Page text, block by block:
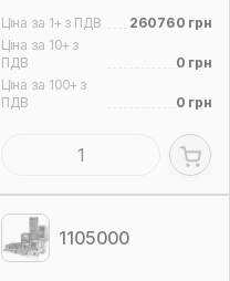
Ціна за 1+ з ПДВ
260760 грн
Ціна за 10+ з
ПДВ
0 грн
Ціна за 100+ з
ПДВ
0 грн
1105000